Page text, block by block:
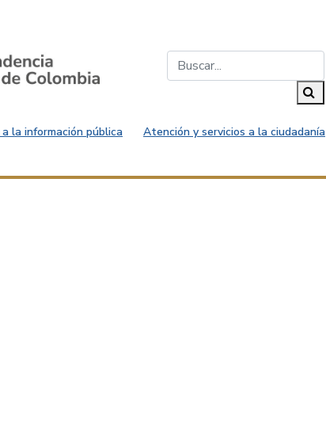
la información pública Atención y servicios a la ciudadanía